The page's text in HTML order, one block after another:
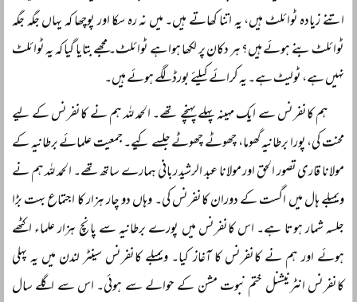
اتنے زیادہ ٹوائلٹ ہیں، یہ اتنا کھاتے ہیں۔ میں نہ رہ سکا اور پوچھا کہ یہاں جگہ جگہ
ٹوائلٹ بنے ہوئے ہیں؟ ہر دکان پر لکھا ہوا ہے ٹوائلٹ۔ مجھے بتایا گیا کہ یہ ٹوائلٹ
نہیں ہے، ٹولیٹ ہے۔ یہ کرائے کیلئے بورڈ لگے ہوئے ہیں۔
ہم کانفرنس سے ایک مہینہ پہلے پہنچے تھے۔ الحمد للہ ہم نے کانفرنس کے لیے
محنت کی، پورا برطانیہ گھوما، چھوٹے چھوٹے جلسے کیے۔ جمعیت علمائے برطانیہ کے
مولانا قاری تصور الحق اور مولانا عبد الرشید ربانی ہمارے ساتھ تھے۔ الحمد للہ ہم نے
ویمبلے ہال میں اگست کے دوران کانفرنس کی۔ وہاں دو چار ہزار کا اجتماع بہت بڑا
جلسہ شمار ہوتا ہے۔ اس کانفرنس میں پورے برطانیہ سے پانچ ہزار علماء اکٹھے
ہوئے اور ہم نے کانفرنس کا آغاز کیا۔ ویمبلے کانفرنس سینٹر لندن میں یہ پہلی
کانفرنس انٹرنیشنل ختم نبوت مشن کے حوالے سے ہوئی۔ اس سے اگلے سال